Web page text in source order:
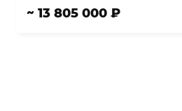
~ 13 805 000 ₽